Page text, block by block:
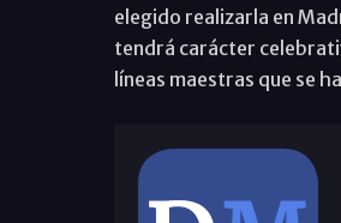
elegido realizarla en
tendrá carácter
líneas maestras que se